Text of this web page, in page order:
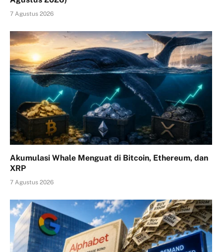
7 Agustus 2026
Akumulasi Whale Menguat di Bitcoin, Ethereum, dan
XRP
7 Agustus 2026